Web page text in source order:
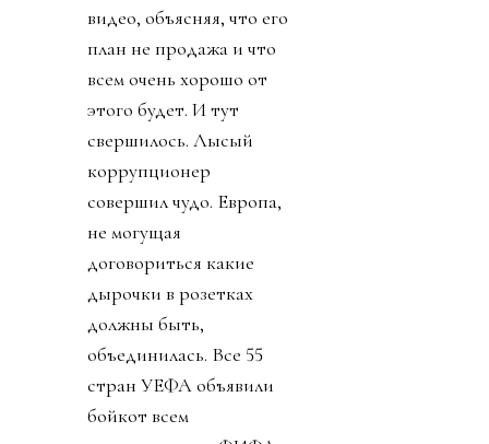
видео, объясняя, что его
план не продажа и что
всем очень хорошо от
этого будет. И тут
свершилось. Лысый
коррупционер
совершил чудо. Европа,
не могущая
договориться какие
дырочки в розетках
должны быть,
объединилась. Все 55
стран УЕФА объявили
бойкот всем